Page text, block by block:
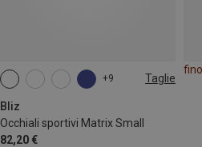
+9 Taglie
Bliz
Occhiali sportivi Matrix Small
82,20 €
ONE SIZE